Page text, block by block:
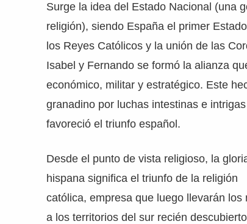
Surge la idea del Estado Nacional (una
religión), siendo España el primer
los Reyes Católicos y la unión de las
Isabel y Fernando se formó la alianza
económico, militar y estratégico. Este
granadino por luchas intestinas e
favoreció el triunfo español.
Desde el punto de vista religioso, la
hispana significa el triunfo de la religión
católica, empresa que luego llevarán los
a los territorios del sur recién